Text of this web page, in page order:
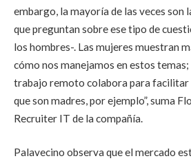
embargo, la mayoría de las veces son
que preguntan sobre ese tipo de
los hombres-. Las mujeres muestran
cómo nos manejamos en estos
trabajo remoto colabora para facilitar
que son madres, por ejemplo”, suma
Recruiter IT de la compañía.
Palavecino observa que el mercado